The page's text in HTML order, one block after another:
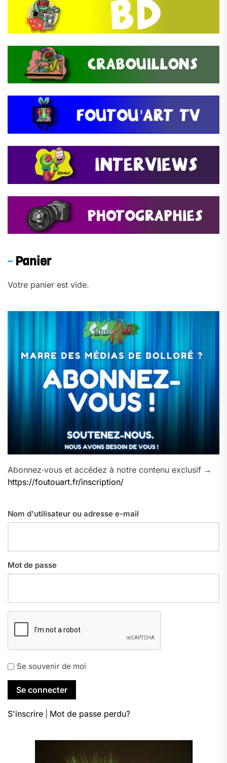
Panier
Votre panier est vide.
Abonnez‑vous et accédez à notre contenu exclusif →
https://foutouart.fr/inscription/
Nom d'utilisateur ou adresse e-mail
Mot de passe
Se souvenir de moi
S'inscrire Mot de passe perdu?